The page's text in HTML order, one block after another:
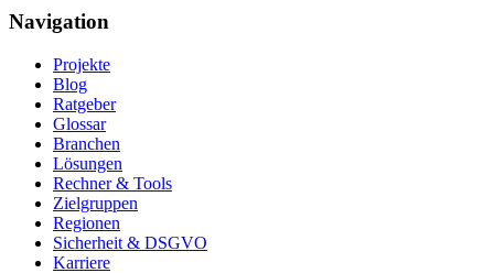
Navigation
Projekte
Blog
Ratgeber
Glossar
Branchen
Lösungen
Rechner & Tools
Zielgruppen
Regionen
Sicherheit & DSGVO
Karriere